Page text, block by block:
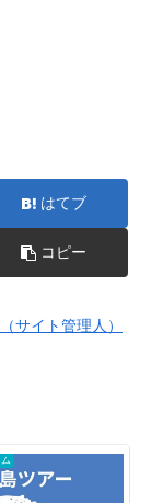
はてブ
コピー
サイト管理人）